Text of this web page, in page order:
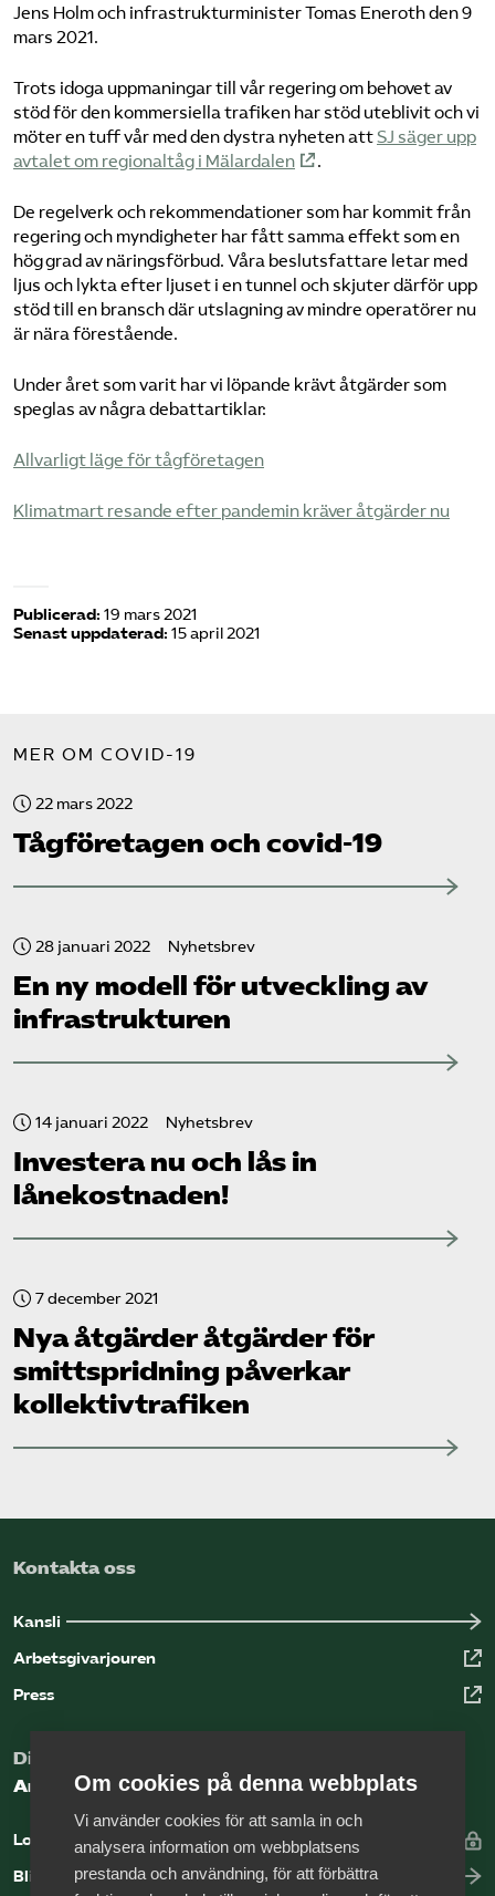
Jens Holm och infrastrukturminister Tomas Eneroth den 9
mars 2021.
Trots idoga uppmaningar till vår regering om behovet av
stöd för den kommersiella trafiken har stöd uteblivit och vi
möter en tuff vår med den dystra nyheten attSJ säger upp
avtalet om regionaltåg i Mälardalen
.
De regelverk och rekommendationer som har kommit från
regering och myndigheter har fått samma effekt som en
hög grad av näringsförbud. Våra beslutsfattare letar med
ljus och lykta efter ljuset i en tunnel och skjuter därför upp
stöd till en bransch där utslagning av mindre operatörer nu
är nära förestående.
Under året som varit har vi löpande krävt åtgärder som
speglas av några debattartiklar:
Allvarligt läge för tågföretagen
Klimatmart resande efter pandemin kräver åtgärder nu
Publicerad: 19 mars 2021
Senast uppdaterad: 15 april 2021
MER OM COVID-19
22 mars 2022
Tåg­företagen och covid-19
28 januari 2022 Nyhetsbrev
En ny modell för utveckling av
infrastrukturen
14 januari 2022 Nyhetsbrev
Investera nu och lås in
lånekostnaden!
7 december 2021
Nya åtgärder åtgärder för
smittspridning påverkar
kollektiv­trafiken
Kontakta oss
Kansli
Arbetsgivarjouren
Press
Digital kunskapsbank för arbetsgivare
Arbetsgivarguiden
Logga in
Bli medlem
Om cookies på denna webbplats
Vi använder cookies för att samla in och
analysera information om webbplatsens
prestanda och användning, för att förbättra